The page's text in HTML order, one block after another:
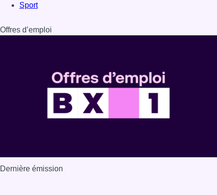
Sport
Offres d’emploi
Dernière émission